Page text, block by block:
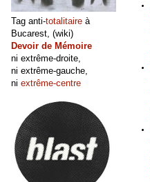
Tag anti-totalitaire à
Bucarest, (wiki)
Devoir de Mémoire
ni extrême-droite,
ni extrême-gauche,
ni extrême-centre